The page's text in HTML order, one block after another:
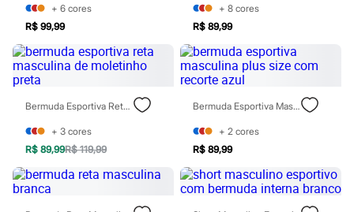
4 a 12 anos
10 a 16 anos
0 a 24 meses
1 a 5 anos
4 a 12 anos
Acessórios
Recém-nascido
Bolsas e Mochilas
Chapéus
Calçados
Botas
Chinelos
Pantufas
+ 6 cores
R$ 99,99
+ 8 cores
R$ 89,99
Bermuda Esportiva Reta Masculina De Moletinho Preta
+ 3 cores
R$ 89,99R$ 119,99
Bermuda Esportiva Masculina Plus Size Com Recorte Azul
+ 2 cores
R$ 89,99